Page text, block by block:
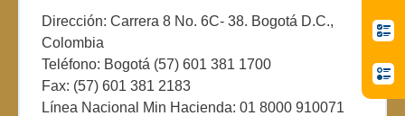
Dirección: Carrera 8 No. 6C- 38. Bogotá D.C.,
Colombia
Teléfono: Bogotá (57) 601 381 1700
Fax: (57) 601 381 2183
Línea Nacional Min Hacienda: 01 8000 910071